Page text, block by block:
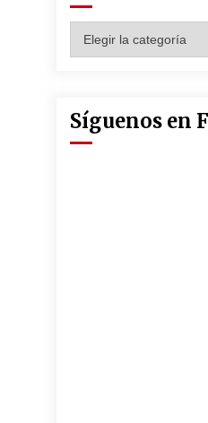
13 de
Muere el
Síguenos en